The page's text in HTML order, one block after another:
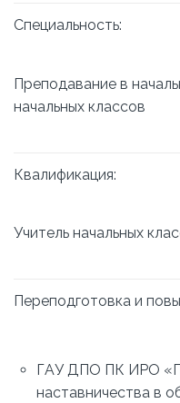
Специальность:
Преподавание в
начальных классов
Квалификация:
Учитель начальных
Переподготовка и
ГАУ ДПО ПК ИРО
наставничества в